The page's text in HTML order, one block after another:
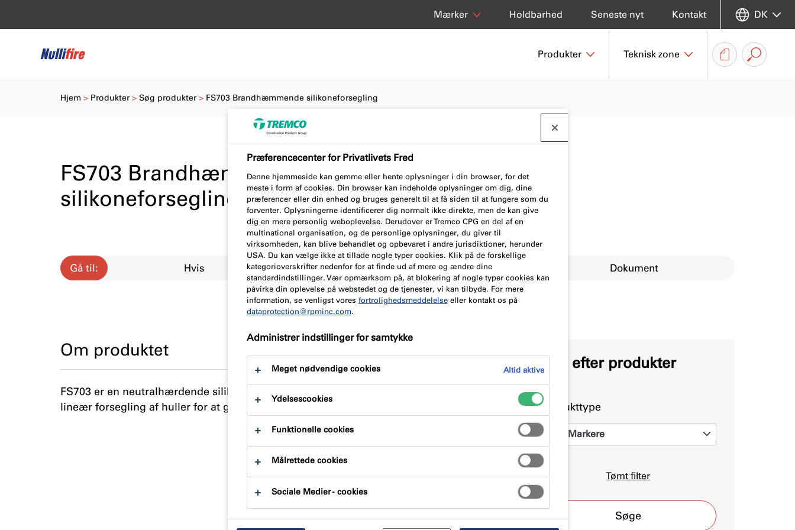
Produkter Teknisk zone
Holdbarhed Seneste nyt Kontakt
Mærker DK
FS703 Brandhæmmende
silikoneforsegling
Hjem Produkter Søg produkter FS703 Brandhæmmende silikoneforsegling
Gå til: Hvis Produkt fordele Certifikat Dokument
Søg efter produkter
Produkttype
Markere
Tømt filter
Søge
Om produktet
FS703 er en neutralhærdende silikoneforsegling med lavt modul, der er velegnet til
lineær forsegling af huller for at genskabe brandegenskaberne i rumvægge og gulve.
Præferencecenter for Privatlivets Fred
Denne hjemmeside kan gemme eller hente oplysninger i din browser, for det
meste i form af cookies. Din browser kan indeholde oplysninger om dig, dine
præferencer eller din enhed og bruges generelt til at få siden til at fungere som du
forventer. Oplysningerne identificerer dig normalt ikke direkte, men de kan give
dig en mere personlig weboplevelse. Derudover er Tremco CPG en del af en
multinational organisation, og de personlige oplysninger, du giver til
virksomheden, kan blive behandlet og opbevaret i andre jurisdiktioner, herunder
USA. Du kan vælge ikke at tillade nogle typer cookies. Klik på de forskellige
kategorioverskrifter nedenfor for at finde ud af mere og ændre dine
standardindstillinger. Vær opmærksom på, at blokering af nogle typer cookies kan
påvirke din oplevelse på webstedet og de tjenester, vi kan tilbyde. For mere
information, se venligst vores fortrolighedsmeddelelseeller kontakt os på
dataprotection@rpminc.com.
Administrer indstillinger for samtykke
Meget nødvendige cookies Altid aktive
Ydelsescookies
Funktionelle cookies
Målrettede cookies
Sociale Medier - cookies